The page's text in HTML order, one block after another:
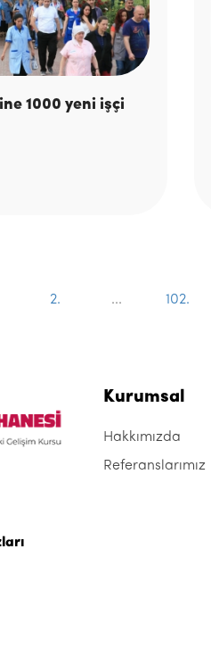
1000 yeni işçi
2. ... 102.
Kurumsal
Hakkımızda
Referanslarımız